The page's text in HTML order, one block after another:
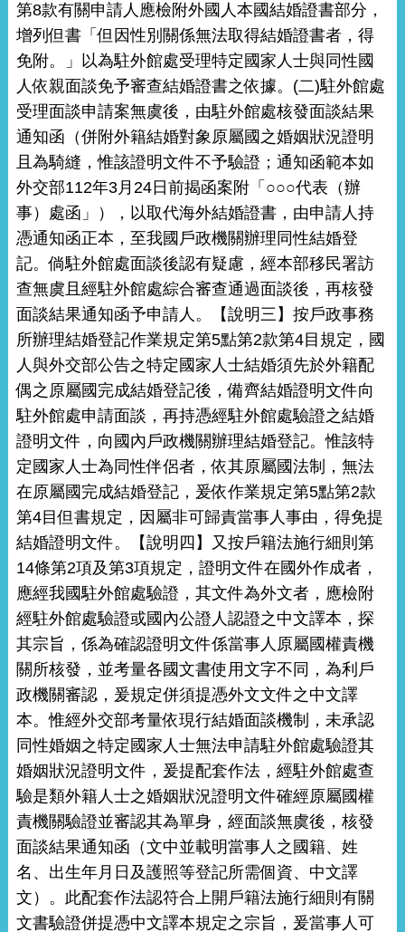
第8款有關申請人應檢附外國人本國結婚證書部分，
增列但書「但因性別關係無法取得結婚證書者，得
免附。」以為駐外館處受理特定國家人士與同性國
人依親面談免予審查結婚證書之依據。(二)駐外館處
受理面談申請案無虞後，由駐外館處核發面談結果
通知函（併附外籍結婚對象原屬國之婚姻狀況證明
且為騎縫，惟該證明文件不予驗證；通知函範本如
外交部112年3月24日前揭函案附「○○○代表（辦
事）處函」），以取代海外結婚證書，由申請人持
憑通知函正本，至我國戶政機關辦理同性結婚登
記。倘駐外館處面談後認有疑慮，經本部移民署訪
查無虞且經駐外館處綜合審查通過面談後，再核發
面談結果通知函予申請人。【說明三】按戶政事務
所辦理結婚登記作業規定第5點第2款第4目規定，國
人與外交部公告之特定國家人士結婚須先於外籍配
偶之原屬國完成結婚登記後，備齊結婚證明文件向
駐外館處申請面談，再持憑經駐外館處驗證之結婚
證明文件，向國內戶政機關辦理結婚登記。惟該特
定國家人士為同性伴侶者，依其原屬國法制，無法
在原屬國完成結婚登記，爰依作業規定第5點第2款
第4目但書規定，因屬非可歸責當事人事由，得免提
結婚證明文件。【說明四】又按戶籍法施行細則第
14條第2項及第3項規定，證明文件在國外作成者，
應經我國駐外館處驗證，其文件為外文者，應檢附
經駐外館處驗證或國內公證人認證之中文譯本，探
其宗旨，係為確認證明文件係當事人原屬國權責機
關所核發，並考量各國文書使用文字不同，為利戶
政機關審認，爰規定併須提憑外文文件之中文譯
本。惟經外交部考量依現行結婚面談機制，未承認
同性婚姻之特定國家人士無法申請駐外館處驗證其
婚姻狀況證明文件，爰提配套作法，經駐外館處查
驗是類外籍人士之婚姻狀況證明文件確經原屬國權
責機關驗證並審認其為單身，經面談無虞後，核發
面談結果通知函（文中並載明當事人之國籍、姓
名、出生年月日及護照等登記所需個資、中文譯
文）。此配套作法認符合上開戶籍法施行細則有關
文書驗證併提憑中文譯本規定之宗旨，爰當事人可